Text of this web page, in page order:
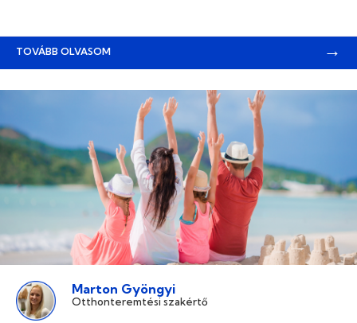
TOVÁBB OLVASOM →
Marton Gyöngyi
Otthonteremtési szakértő